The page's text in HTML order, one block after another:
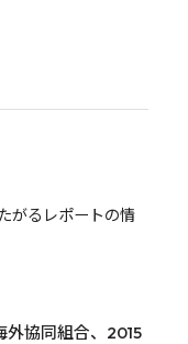
がるレポートの情
外協同組合、2015